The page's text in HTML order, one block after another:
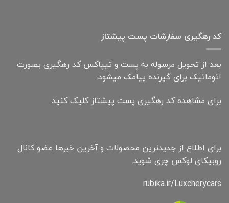
کد رهگیری سفارشات پست پیشتاز
بعد از تحویل مرسوله به پست و تیپاکس کد رهگیری بصورت
اتوماتیک برای گیرنده پیامک میشود.
برای مشاهده کد رهگیری پست پیشتاز کلیک کنید.
برای اطلاع از جدیدترین محصولات و آخرین خبرها عضو کانال
روبیکای لوکس چری شوید.
rubika.ir/Luxcherycars